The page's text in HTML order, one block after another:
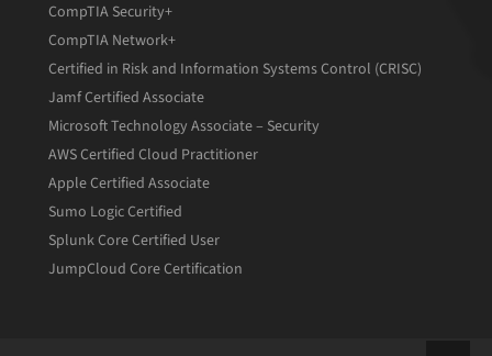
CompTIA Security+
CompTIA Network+
Certified in Risk and Information Systems Control (CRISC)
Jamf Certified Associate
Microsoft Technology Associate – Security
AWS Certified Cloud Practitioner
Apple Certified Associate
Sumo Logic Certified
Splunk Core Certified User
JumpCloud Core Certification